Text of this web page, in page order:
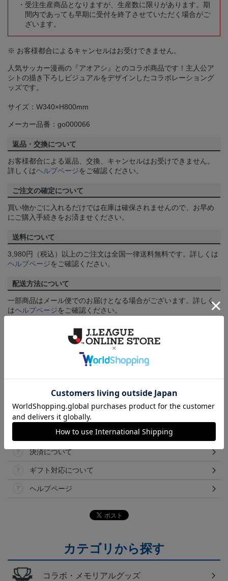
受注生産商品となりますが、生産数に限りがあります。期
間内であっても早期に受付を終了させていただく場合がご
ざいます。
※ お客様都合によるキャンセルはお受けできません。
人気サッカー漫画の『アオアシ』とのコラボ商品です！主人公ア
シトの描き下ろしビジュアルをデザインしたコラボレーショング
ッズです。
サイズ：W340×H800mm
メーカー品番：go000066
返品・交換について
お客様都合による返品、交換、キャンセルはお受けできません。
詳しくはヘルプページをご確認ください。
ご注文の確定について
買い物かごに入れるだけでは在庫は確保されませんので、お早め
にご購入手続きをお済ませください。
送料について
3,980円（税込）以上のご注文は全国一律送料無料です。詳しくは
ヘルプページをご確認ください。
配送方法について
一部商品はメール便でのお届けとなる場合がございます。詳しく
はヘルプページをご確認ください。
商品画像は、お使いのパソコンのモニターおよびスマートフォン
のメーカー・機種・画面設定等により、実際の商品の色と異なっ
【仕様について】
取り扱い商品によっては、パッケージやデザインなどの仕様が予
告なく変更になることがございます。
決済について
ギフト対応について
ヘルプページ
カテゴリから探す
コラボ・メモリアルグッズ